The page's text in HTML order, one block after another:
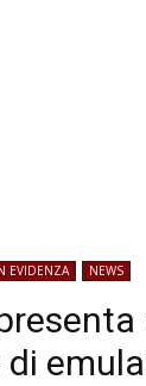
EVIDENZA NEWS